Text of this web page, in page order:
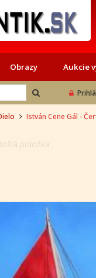
Obrazy Aukcie
István Cene Gál -
položka